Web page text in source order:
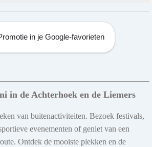
in je Google-favorieten
in de Achterhoek en de Liemers
van buitenactiviteiten. Bezoek festivals,
evenementen of geniet van een
Ontdek de mooiste plekken en de